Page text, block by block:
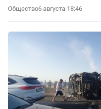
Общество6 августа 18:46